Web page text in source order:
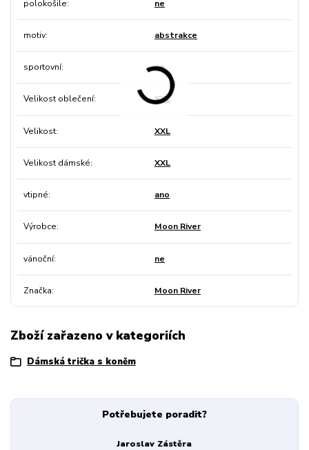
polokošile ne
motiv abstrakce
sportovní ne
Velikost oblečení XXL
Velikost XXL
Velikost dámské XXL
vtipné ano
Výrobce Moon River
vánoční ne
Značka Moon River
Zboží zařazeno v kategoriích
Dámská trička s koněm
Potřebujete poradit?
Jaroslav Zástěra